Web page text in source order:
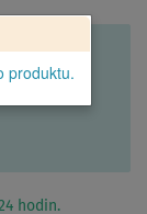
produktu.
hodin.